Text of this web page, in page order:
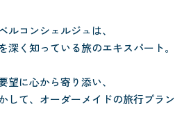
ルコンシェルジュは、
深く知っている旅のエキスパート。
望に心から寄り添い、
して、オーダーメイドの旅行プラン